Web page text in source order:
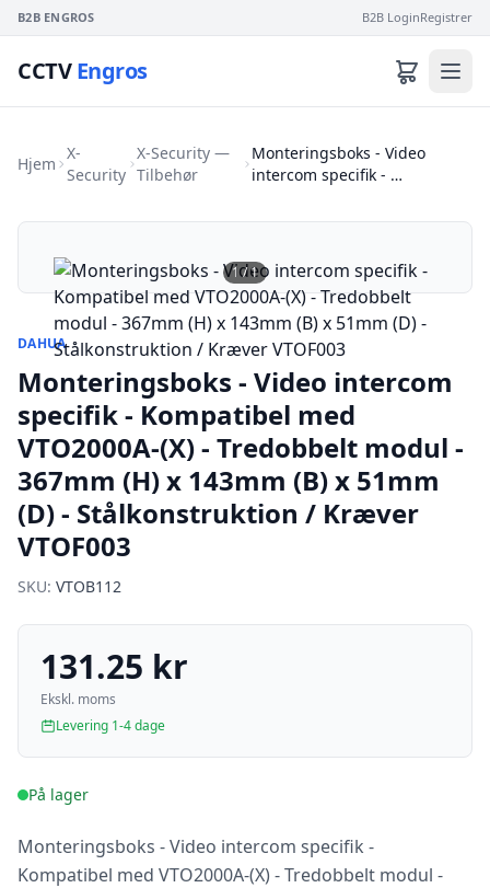
B2B ENGROS B2B LoginRegistrer
CCTVEngros
Hjem
X-
Security
X-Security —
Tilbehør
Monteringsboks - Video
intercom specifik - …
1/1
DAHUA
Monteringsboks - Video intercom
specifik - Kompatibel med
VTO2000A-(X) - Tredobbelt modul -
367mm (H) x 143mm (B) x 51mm
(D) - Stålkonstruktion / Kræver
VTOF003
SKU: VTOB112
131.25 kr
Ekskl. moms
Levering 1-4 dage
På lager
Monteringsboks - Video intercom specifik -
Kompatibel med VTO2000A-(X) - Tredobbelt modul -